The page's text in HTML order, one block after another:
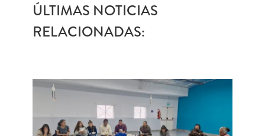
ÚLTIMAS NOTICIAS
RELACIONADAS: